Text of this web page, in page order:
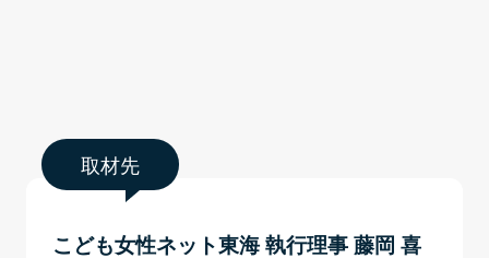
取材先
こども女性ネット東海 執行理事 藤岡 喜